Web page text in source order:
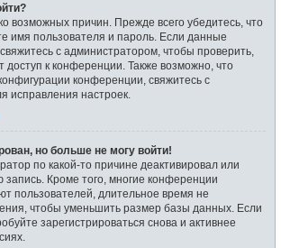
возможных причин. Прежде всего убедитесь, что
имя пользователя и пароль. Если данные
с администратором, чтобы проверить,
доступ к конференции. Также возможно, что
конференции, свяжитесь с
исправления настроек.
но больше не могу войти!
по какой-то причине деактивировал или
запись. Кроме того, многие конференции
пользователей, длительное время не
чтобы уменьшить размер базы данных. Если
зарегистрироваться снова и активнее